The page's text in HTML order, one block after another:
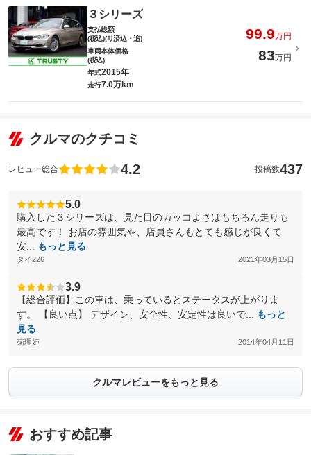
３シリーズ
支払総額
(税込)(リ済込・追)
99.9万円
車両本体価格
(税込)
83万円
年式2015年
走行7.0万km
クルマのクチコミ
レビュー総合 4.2 投稿数437
5.0
購入した３シリーズは、見た目のカッコよさはもちろん走りも
最高です！ お店の雰囲気や、店員さんもとても感じが良くて
安...
もっと見る
ダイ226 2021年03月15日
3.9
【総合評価】この車は、乗っているとステータスが上がりま
す。 【良い点】 デザイン、安全性、安定性は良いで...
もっと
見る
菊理姫 2014年04月11日
クルマレビューをもっと見る
おすすめ記事